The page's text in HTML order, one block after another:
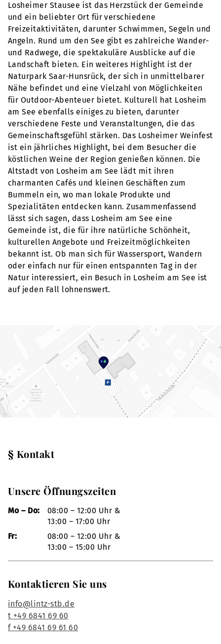
Losheimer Stausee ist das Herzstück der Gemeinde
und ein beliebter Ort für verschiedene
Freizeitaktivitäten, darunter Schwimmen, Segeln und
Angeln. Rund um den See gibt es zahlreiche Wander-
und Radwege, die spektakuläre Ausblicke auf die
Landschaft bieten. Ein weiteres Highlight ist der
Naturpark Saar-Hunsrück, der sich in unmittelbarer
Nähe befindet und eine Vielzahl von Möglichkeiten
für Outdoor-Abenteuer bietet. Kulturell hat Losheim
am See ebenfalls einiges zu bieten, darunter
verschiedene Feste und Veranstaltungen, die das
Gemeinschaftsgefühl stärken. Das Losheimer Weinfest
ist ein jährliches Highlight, bei dem Besucher die
köstlichen Weine der Region genießen können. Die
Altstadt von Losheim am See lädt mit ihren
charmanten Cafés und kleinen Geschäften zum
Bummeln ein, wo man lokale Produkte und
Spezialitäten entdecken kann. Zusammenfassend
lässt sich sagen, dass Losheim am See eine
Gemeinde ist, die für ihre natürliche Schönheit,
kulturellen Angebote und Freizeitmöglichkeiten
bekannt ist. Ob man sich für Wassersport, Wandern
oder einfach nur für einen entspannten Tag in der
Natur interessiert, ein Besuch in Losheim am See ist
auf jeden Fall lohnenswert.
§ Kontakt
Unsere Öffnungszeiten
Mo – Do:
08:00 – 12:00 Uhr &
13:00 – 17:00 Uhr
Fr:
08:00 – 12:00 Uhr &
13:00 – 15:00 Uhr
Kontaktieren Sie uns
info@lintz-stb.de
t +49 6841 69 60
f +49 6841 69 61 60